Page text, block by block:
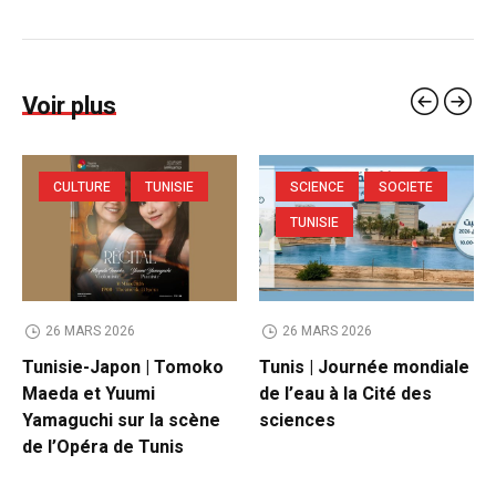
Voir plus
CULTURE TUNISIE
26 MARS 2026
Tunisie-Japon | Tomoko
Maeda et Yuumi
Yamaguchi sur la scène
de l’Opéra de Tunis
SCIENCE
SOCIETE
TUNISIE
26 MARS 2026
Tunis | Journée mondiale
de l’eau à la Cité des
sciences